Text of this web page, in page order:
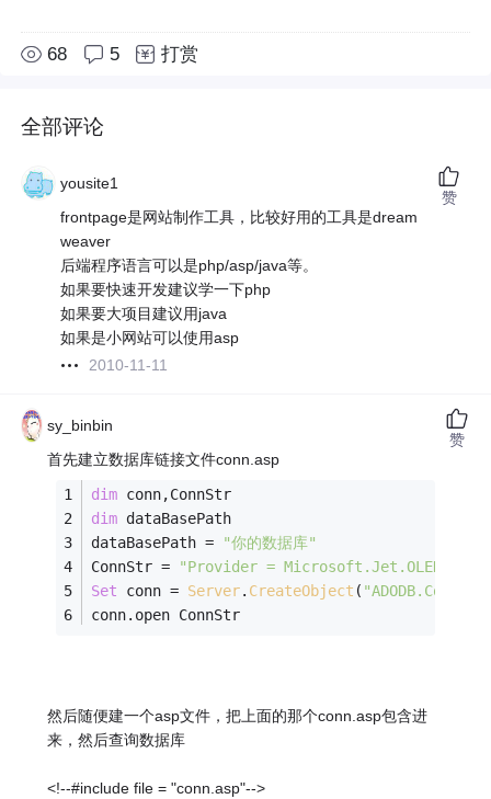
68 5 打赏
全部评论
yousite1
frontpage是网站制作工具，比较好用的工具是dream
weaver
后端程序语言可以是php/asp/java等。
如果要快速开发建议学一下php
如果要大项目建议用java
如果是小网站可以使用asp
2010-11-11
赞
sy_binbin
首先建立数据库链接文件conn.asp
dim conn,ConnStr
dim dataBasePath
dataBasePath =
"你的数据库"
ConnStr =
"Provider =
Set conn = Server. CreateObject (
conn.open ConnStr
然后随便建一个asp文件，把上面的那个conn.asp包含进
来，然后查询数据库
<!--#include file = "conn.asp"-->
赞